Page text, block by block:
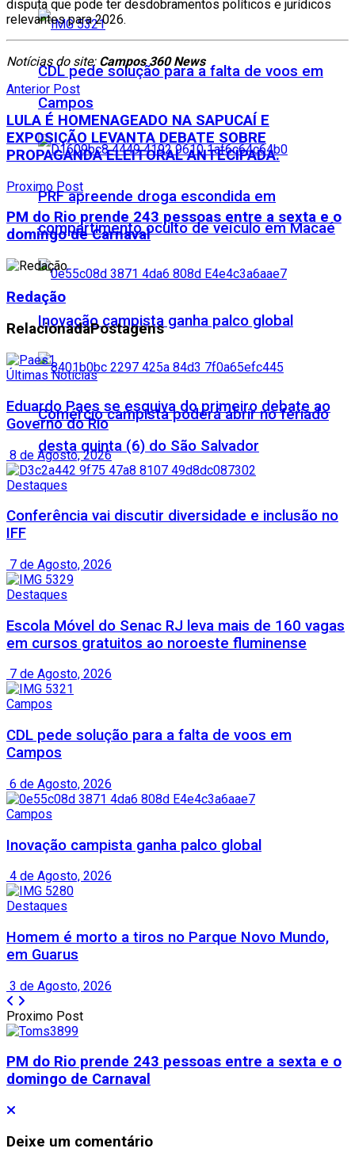
CDL pede solução para a falta de voos em
Campos
PRF apreende droga escondida em
compartimento oculto de veículo em Macaé
Inovação campista ganha palco global
Comércio campista poderá abrir no feriado
desta quinta (6) do São Salvador
disputa que pode ter desdobramentos políticos e jurídicos
relevantes para 2026.
Notícias do site: Campos 360 News
Anterior Post
LULA É HOMENAGEADO NA SAPUCAÍ E
EXPOSIÇÃO LEVANTA DEBATE SOBRE
PROPAGANDA ELEITORAL ANTECIPADA.
Proximo Post
PM do Rio prende 243 pessoas entre a sexta e o
domingo de Carnaval
Redação
RelacionadaPostagens
Últimas Notícias
Eduardo Paes se esquiva do primeiro debate ao
Governo do Rio
8 de Agosto, 2026
Destaques
Conferência vai discutir diversidade e inclusão no
IFF
7 de Agosto, 2026
Destaques
Escola Móvel do Senac RJ leva mais de 160 vagas
em cursos gratuitos ao noroeste fluminense
7 de Agosto, 2026
Campos
CDL pede solução para a falta de voos em
Campos
6 de Agosto, 2026
Campos
Inovação campista ganha palco global
4 de Agosto, 2026
Destaques
Homem é morto a tiros no Parque Novo Mundo,
em Guarus
3 de Agosto, 2026
Proximo Post
PM do Rio prende 243 pessoas entre a sexta e o
domingo de Carnaval
Deixe um comentário